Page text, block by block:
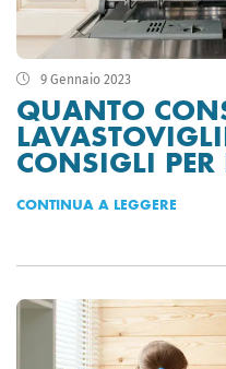
9 Gennaio 2023
QUANTO
CONSIGLI
CONTINUA A LEGGERE